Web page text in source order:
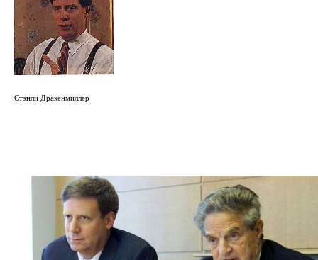
Стэнли Дракенмиллер